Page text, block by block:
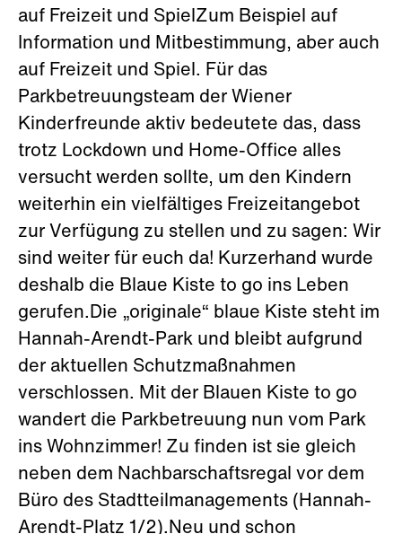
auf Freizeit und SpielZum Beispiel auf
Information und Mitbestimmung, aber auch
auf Freizeit und Spiel. Für das
Parkbetreuungsteam der Wiener
Kinderfreunde aktiv bedeutete das, dass
trotz Lockdown und Home-Office alles
versucht werden sollte, um den Kindern
weiterhin ein vielfältiges Freizeitangebot
zur Verfügung zu stellen und zu sagen: Wir
sind weiter für euch da! Kurzerhand wurde
deshalb die Blaue Kiste to go ins Leben
gerufen.Die „originale“ blaue Kiste steht im
Hannah-Arendt-Park und bleibt aufgrund
der aktuellen Schutzmaßnahmen
verschlossen. Mit der Blauen Kiste to go
wandert die Parkbetreuung nun vom Park
ins Wohnzimmer! Zu finden ist sie gleich
neben dem Nachbarschaftsregal vor dem
Büro des Stadtteilmanagements (Hannah-
Arendt-Platz 1/2).Neu und schon